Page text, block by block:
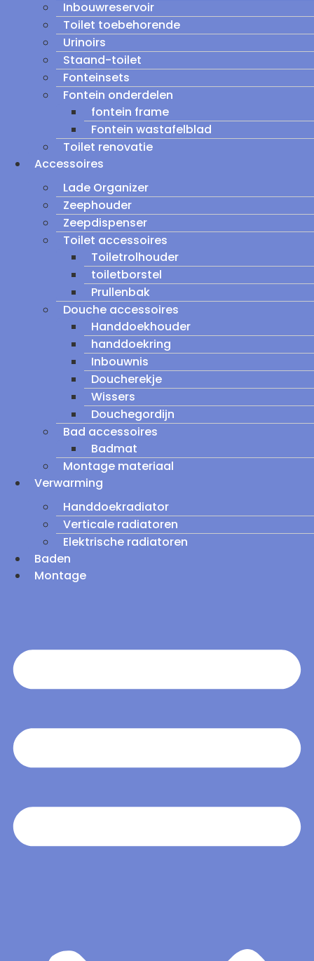
Inbouwreservoir
Toilet toebehorende
Urinoirs
Staand-toilet
Fonteinsets
Fontein onderdelen
fontein frame
Fontein wastafelblad
Toilet renovatie
Accessoires
Lade Organizer
Zeephouder
Zeepdispenser
Toilet accessoires
Toiletrolhouder
toiletborstel
Prullenbak
Douche accessoires
Handdoekhouder
handdoekring
Inbouwnis
Doucherekje
Wissers
Douchegordijn
Bad accessoires
Badmat
Montage materiaal
Verwarming
Handdoekradiator
Verticale radiatoren
Elektrische radiatoren
Baden
Montage